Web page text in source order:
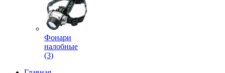
Фонари
налобные
(3)